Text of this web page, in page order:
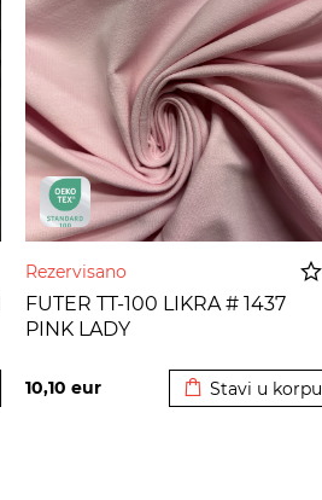
Rezervisano
FUTER TT-100 LIKRA # 1437
PINK LADY
10,10 eur Stavi u korpu